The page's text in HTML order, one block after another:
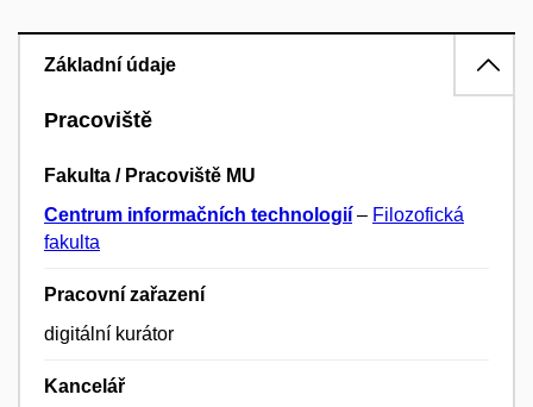
Základní údaje
Pracoviště
Fakulta / Pracoviště MU
Centrum informačních technologií – Filozofická
fakulta
Pracovní zařazení
digitální kurátor
Kancelář